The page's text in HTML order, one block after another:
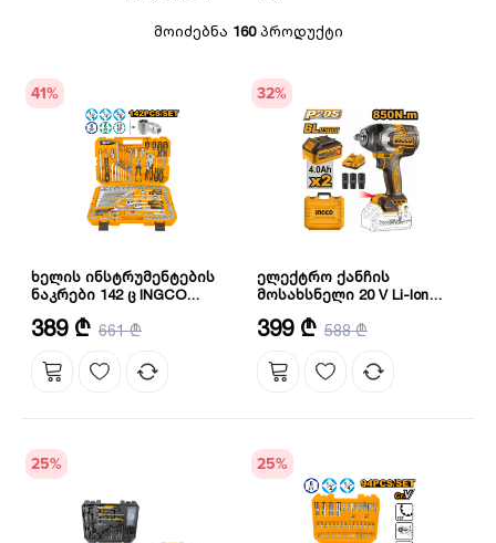
მოიძებნა 160პროდუქტი
41%
ხელის ინსტრუმენტების
ნაკრები 142 ც INGCO
რაოდენობა: 142 ც
389 ₾ 661 ₾
32%
ელექტრო ქანჩის
მოსახსნელი 20 V Li-Ion
ძაბვა: 20 ვ
399 ₾ 588 ₾
25% 25%